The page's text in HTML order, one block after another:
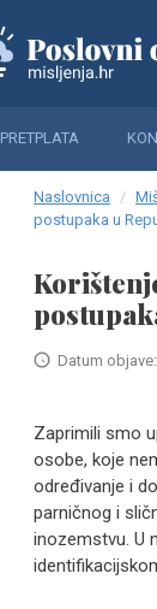
PRETPLATA
Naslovnica
postupaka u
Datum
Zaprimili smo
osobe, koje
određivanje i
parničnog i
inozemstvu. U